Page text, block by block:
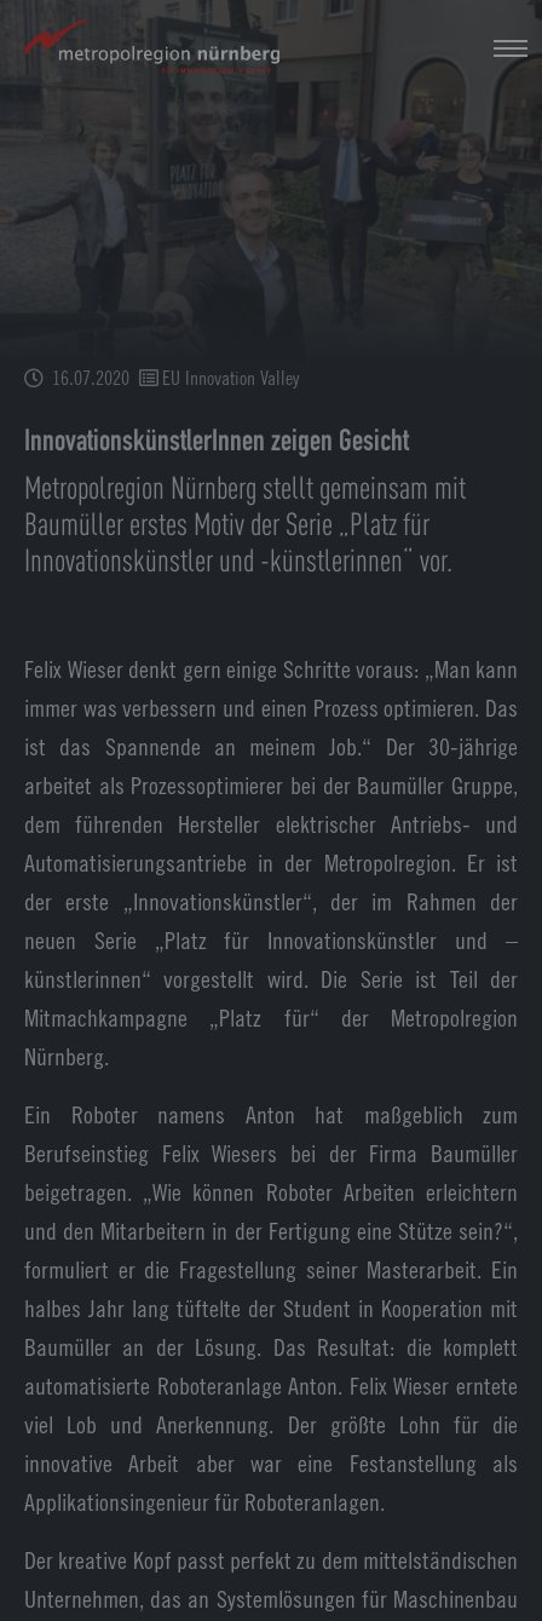
Hauptinhalt
16.07.2020 EU Innovation Valley
InnovationskünstlerInnen zeigen Gesicht
Metropolregion Nürnberg stellt gemeinsam mit
Baumüller erstes Motiv der Serie „Platz für
Innovationskünstler und -künstlerinnen“ vor.
Felix Wieser denkt gern einige Schritte voraus: „Man kann
immer was verbessern und einen Prozess optimieren. Das
ist das Spannende an meinem Job.“ Der 30-jährige
arbeitet als Prozessoptimierer bei der Baumüller Gruppe,
dem führenden Hersteller elektrischer Antriebs- und
Automatisierungsantriebe in der Metropolregion. Er ist
der erste „Innovationskünstler“, der im Rahmen der
neuen Serie „Platz für Innovationskünstler und –
künstlerinnen“ vorgestellt wird. Die Serie ist Teil der
Mitmachkampagne „Platz für“ der Metropolregion
Nürnberg.
Ein Roboter namens Anton hat maßgeblich zum
Berufseinstieg Felix Wiesers bei der Firma Baumüller
beigetragen. „Wie können Roboter Arbeiten erleichtern
und den Mitarbeitern in der Fertigung eine Stütze sein?“,
formuliert er die Fragestellung seiner Masterarbeit. Ein
halbes Jahr lang tüftelte der Student in Kooperation mit
Baumüller an der Lösung. Das Resultat: die komplett
automatisierte Roboteranlage Anton. Felix Wieser erntete
viel Lob und Anerkennung. Der größte Lohn für die
innovative Arbeit aber war eine Festanstellung als
Applikationsingenieur für Roboteranlagen.
Der kreative Kopf passt perfekt zu dem mittelständischen
Unternehmen, das an Systemlösungen für Maschinenbau